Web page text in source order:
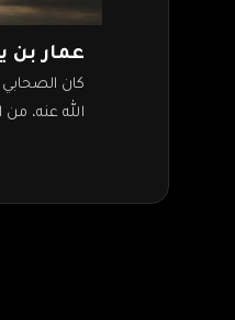
عمار بن
كان
الله عنه، من